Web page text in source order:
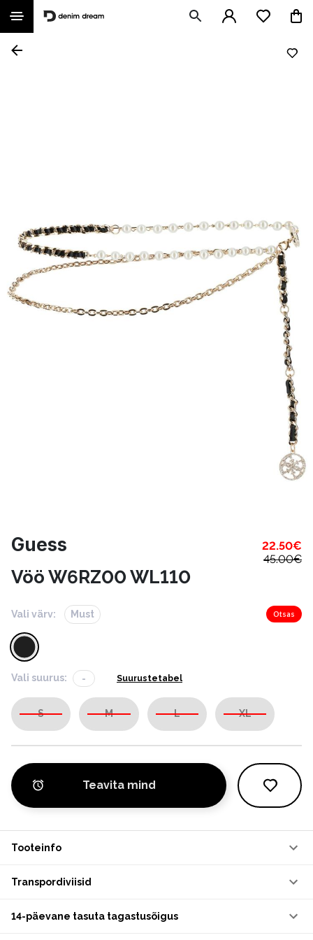
Guess 22.50€
45.00€
Vöö W6RZ00 WL110
Vali värv: Must Otsas
Vali suurus: - Suurustetabel
S M L XL
Teavita mind
Tooteinfo
Transpordiviisid
14-päevane tasuta tagastusõigus